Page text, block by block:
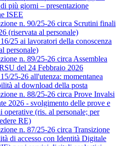
più giorni – presentazione
ISEE
n. 90/25-26 circa Scrutini finali
(riservata al personale)
25 ai lavoratori della conoscenza
personale)
n. 89/25-26 circa Assemblea
del 24 Febbraio 2026
25-26 all'utenza: momentanea
al download della posta
n. 88/25-26 circa Prove Invalsi
2026 - svolgimento delle prove e
operative (ris. al personale; per
RE)
n. 87/25-26 circa Transizione
di accesso con Identità Digitale